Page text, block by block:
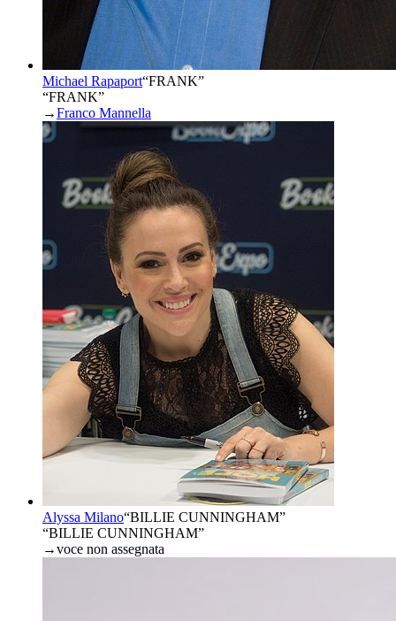
Michael Rapaport“FRANK”
“FRANK”
→Franco Mannella
Alyssa Milano“BILLIE CUNNINGHAM”
“BILLIE CUNNINGHAM”
→voce non assegnata